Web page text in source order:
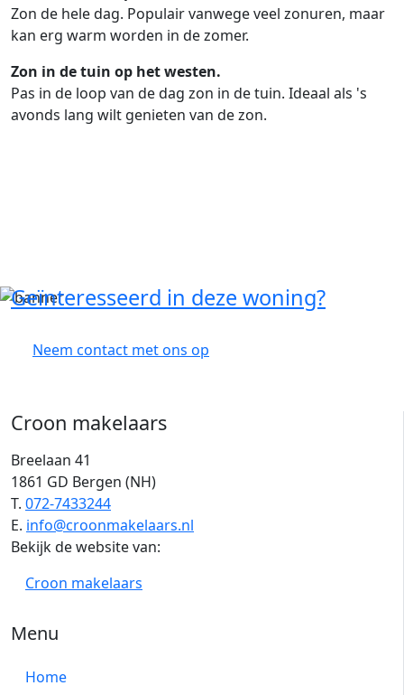
Zon de hele dag. Populair vanwege veel zonuren, maar
kan erg warm worden in de zomer.
Zon in de tuin op het westen.
Pas in de loop van de dag zon in de tuin. Ideaal als 's
avonds lang wilt genieten van de zon.
Geïnteresseerd in deze woning?
Neem contact met ons op
Croon makelaars
Breelaan 41
1861 GD Bergen (NH)
T. 072-7433244
E. info@croonmakelaars.nl
Bekijk de website van:
Croon makelaars
Menu
Home